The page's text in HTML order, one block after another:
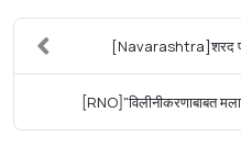
[Navarashtra]शरद
[RNO]"विलीनीकरणाबाबत मला